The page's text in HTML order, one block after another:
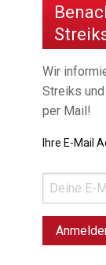
Wir
Streiks
per Mail!
Ihre E-Mail